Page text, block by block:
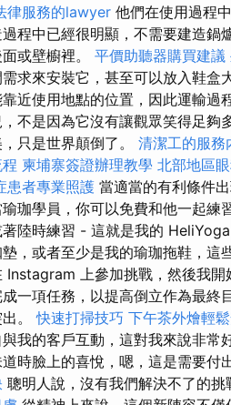
律服務的lawyer 他們在使用過程
程中已經很明顯，不需要建造
或壁櫥裡。 平價助聽器購買建議
求來安裝它，甚至可以放入鞋盒
近使用地點的位置，因此運輸過
不是因為它沒有讓觀眾笑得足夠
只是世界顛倒了。 清潔工的服務
柬埔寨簽證辦理教學 北部地區
患者專業照護 當適當的有利條件
珈學員，你可以免費和他一起
陸時練習 - 這就是我的
，或者至少是我的瑜珈拖鞋，這
Instagram 上參加挑戰，然後我
一項任務，以提高倒立作為最
出。快速打掃技巧 下午茶外燴輕
我的客戶互動，這對我來說非常
時臉上的喜悅，嗯，這是需要付
聰明人說，沒有我們解決不了的